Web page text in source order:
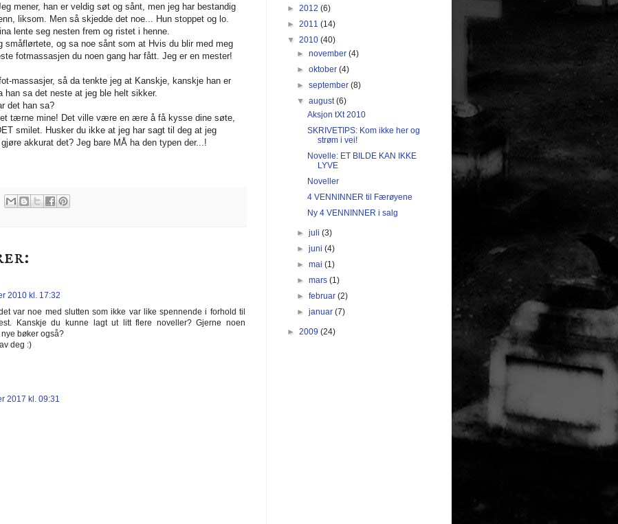
mener, han er veldig søt og sånt, men jeg har bestandig
liksom. Men så skjedde det noe... Hun stoppet og lo.
lente seg nesten frem og ristet i henne.
småflørtete, og sa noe sånt som at Hvis du blir med meg
fotmassasjen du noen gang har fått. Jeg er en mester!
massasjer, så da tenkte jeg at Kanskje, kanskje han er
han sa det neste at jeg ble helt sikker.
det han sa?
tærne mine! Det ville være en ære å få kysse dine søte,
smilet. Husker du ikke at jeg har sagt til deg at jeg
akkurat det? Jeg bare MÅ ha den typen der...!
2010 kl. 17:32
var noe med slutten som ikke var like spennende i forhold til
Kanskje du kunne lagt ut litt flere noveller? Gjerne noen
bøker også?
deg :)
2017 kl. 09:31
► 2012 (6)
► 2011 (14)
▼ 2010 (40)
►november(4)
►oktober(4)
►september(8)
▼august(6)
Aksjon tXt 2010
SKRIVETIPS: Kom ikke her og
strøm i vei!
Novelle: ET BILDE KAN IKKE
LYVE
Noveller
4 VENNINNER til Færøyene
Ny 4 VENNINNER i salg
►juli(3)
►juni(4)
►mai(1)
►mars(1)
►februar(2)
►januar(7)
► 2009 (24)